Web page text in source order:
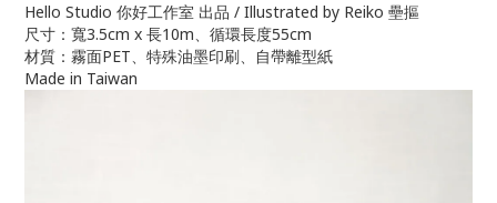
Hello Studio 你好工作室 出品 / Illustrated by Reiko 壘摳
尺寸：寬3.5cm x 長10m、循環長度55cm
材質：霧面PET、特殊油墨印刷、自帶離型紙
Made in Taiwan